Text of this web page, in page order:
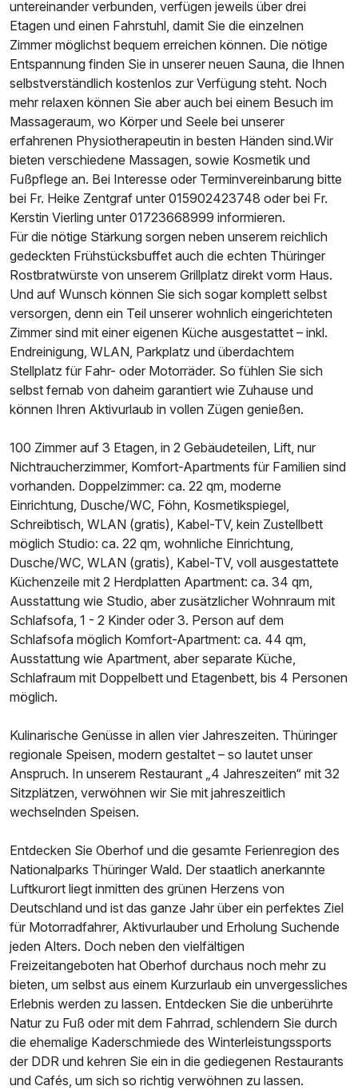
untereinander verbunden, verfügen jeweils über drei
Etagen und einen Fahrstuhl, damit Sie die einzelnen
Zimmer möglichst bequem erreichen können. Die nötige
Entspannung finden Sie in unserer neuen Sauna, die Ihnen
selbstverständlich kostenlos zur Verfügung steht. Noch
mehr relaxen können Sie aber auch bei einem Besuch im
Massageraum, wo Körper und Seele bei unserer
erfahrenen Physiotherapeutin in besten Händen sind.Wir
bieten verschiedene Massagen, sowie Kosmetik und
Fußpflege an. Bei Interesse oder Terminvereinbarung bitte
bei Fr. Heike Zentgraf unter 015902423748 oder bei Fr.
Kerstin Vierling unter 01723668999 informieren.
Für die nötige Stärkung sorgen neben unserem reichlich
gedeckten Frühstücksbuffet auch die echten Thüringer
Rostbratwürste von unserem Grillplatz direkt vorm Haus.
Und auf Wunsch können Sie sich sogar komplett selbst
versorgen, denn ein Teil unserer wohnlich eingerichteten
Zimmer sind mit einer eigenen Küche ausgestattet – inkl.
Endreinigung, WLAN, Parkplatz und überdachtem
Stellplatz für Fahr- oder Motorräder. So fühlen Sie sich
selbst fernab von daheim garantiert wie Zuhause und
können Ihren Aktivurlaub in vollen Zügen genießen.
100 Zimmer auf 3 Etagen, in 2 Gebäudeteilen, Lift, nur
Nichtraucherzimmer, Komfort-Apartments für Familien sind
vorhanden. Doppelzimmer: ca. 22 qm, moderne
Einrichtung, Dusche/WC, Föhn, Kosmetikspiegel,
Schreibtisch, WLAN (gratis), Kabel-TV, kein Zustellbett
möglich Studio: ca. 22 qm, wohnliche Einrichtung,
Dusche/WC, WLAN (gratis), Kabel-TV, voll ausgestattete
Küchenzeile mit 2 Herdplatten Apartment: ca. 34 qm,
Ausstattung wie Studio, aber zusätzlicher Wohnraum mit
Schlafsofa, 1 - 2 Kinder oder 3. Person auf dem
Schlafsofa möglich Komfort-Apartment: ca. 44 qm,
Ausstattung wie Apartment, aber separate Küche,
Schlafraum mit Doppelbett und Etagenbett, bis 4 Personen
möglich.
Kulinarische Genüsse in allen vier Jahreszeiten. Thüringer
regionale Speisen, modern gestaltet – so lautet unser
Anspruch. In unserem Restaurant „4 Jahreszeiten“ mit 32
Sitzplätzen, verwöhnen wir Sie mit jahreszeitlich
wechselnden Speisen.
Entdecken Sie Oberhof und die gesamte Ferienregion des
Nationalparks Thüringer Wald. Der staatlich anerkannte
Luftkurort liegt inmitten des grünen Herzens von
Deutschland und ist das ganze Jahr über ein perfektes Ziel
für Motorradfahrer, Aktivurlauber und Erholung Suchende
jeden Alters. Doch neben den vielfältigen
Freizeitangeboten hat Oberhof durchaus noch mehr zu
bieten, um selbst aus einem Kurzurlaub ein unvergessliches
Erlebnis werden zu lassen. Entdecken Sie die unberührte
Natur zu Fuß oder mit dem Fahrrad, schlendern Sie durch
die ehemalige Kaderschmiede des Winterleistungssports
der DDR und kehren Sie ein in die gediegenen Restaurants
und Cafés, um sich so richtig verwöhnen zu lassen.